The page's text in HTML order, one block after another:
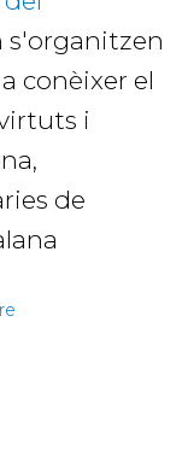
s'organitzen
conèixer el
i
de